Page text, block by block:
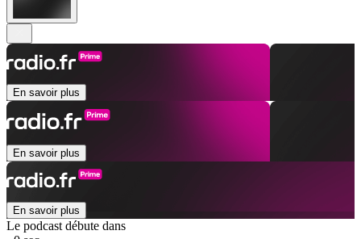
En savoir plus
En savoir plus
En savoir plus
Le podcast débute dans